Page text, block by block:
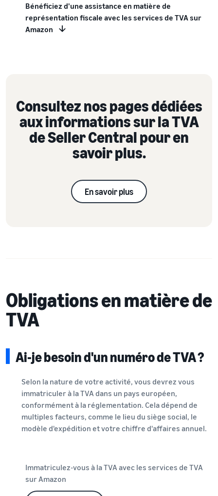
Bénéficiez d'une assistance en matière de
représentation fiscale avec les services de TVA sur
Amazon
Consultez nos pages dédiées
aux informations sur la TVA
de Seller Central pour en
savoir plus.
En savoir plus
Obligations en matière de
TVA
Ai-je besoin d'un numéro de TVA ?
Selon la nature de votre activité, vous devrez vous
immatriculer à la TVA dans un pays européen,
conformément à la réglementation. Cela dépend de
multiples facteurs, comme le lieu du siège social, le
modèle d'expédition et votre chiffre d'affaires annuel.
Immatriculez-vous à la TVA avec les services de TVA
sur Amazon